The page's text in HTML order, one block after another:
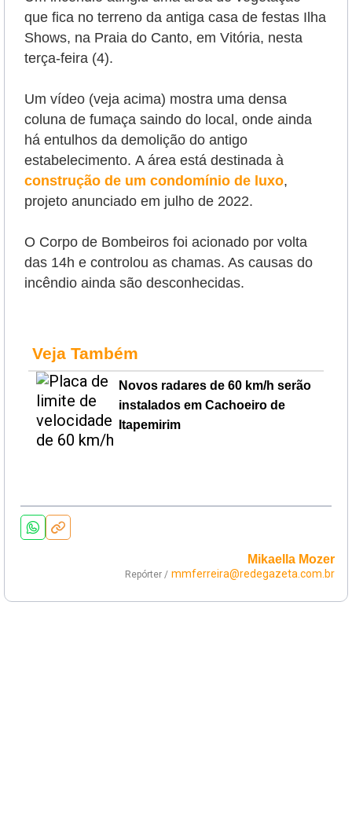
que fica no terreno da antiga casa de festas Ilha
Shows, na Praia do Canto, em Vitória, nesta
terça-feira (4).
Um vídeo (veja acima) mostra uma densa
coluna de fumaça saindo do local, onde ainda
há entulhos da demolição do antigo
estabelecimento. A área está destinada à
construção de um condomínio de luxo,
projeto anunciado em julho de 2022.
O Corpo de Bombeiros foi acionado por volta
das 14h e controlou as chamas. As causas do
incêndio ainda são desconhecidas.
Veja Também
Novos radares de 60 km/h serão
instalados em Cachoeiro de
Itapemirim
Mikaella Mozer
Repórter / mmferreira@redegazeta.com.br